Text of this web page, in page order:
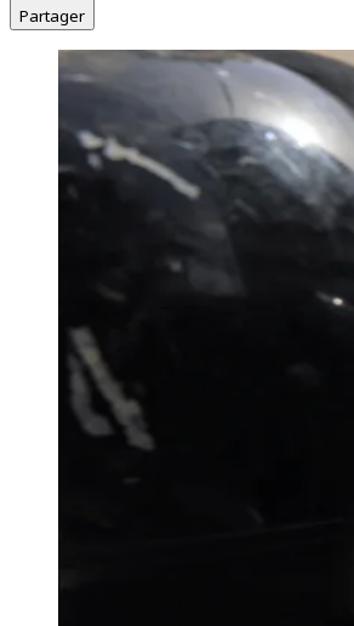
Partager